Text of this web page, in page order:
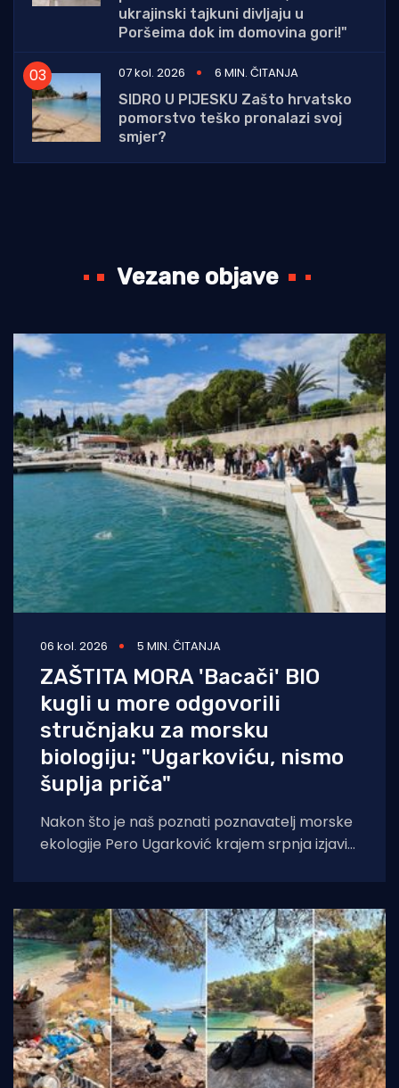
ukrajinski tajkuni divljaju u
Poršeima dok im domovina gori!"
07 kol. 2026
6 MIN. ČITANJA
SIDRO U PIJESKU Zašto hrvatsko
pomorstvo teško pronalazi svoj
smjer?
Vezane objave
06 kol. 2026 5 MIN. ČITANJA
ZAŠTITA MORA 'Bacači' BIO
kugli u more odgovorili
stručnjaku za morsku
biologiju: "Ugarkoviću, nismo
šuplja priča"
Nakon što je naš poznati poznavatelj morske
ekologije Pero Ugarković krajem srpnja izjavio